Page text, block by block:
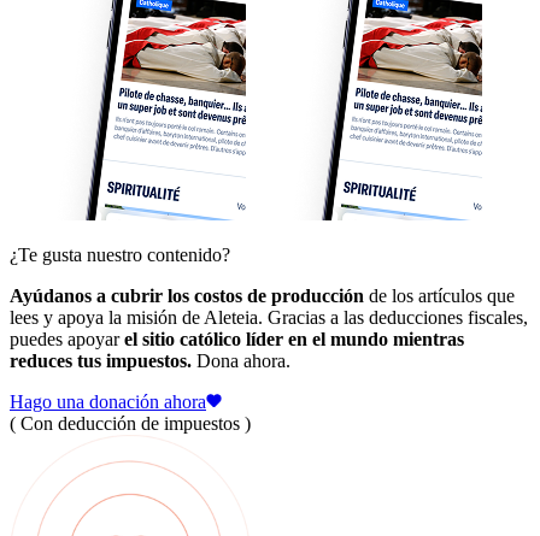
¿Te gusta nuestro contenido?
Ayúdanos a cubrir los costos de producción de los artículos que
lees y apoya la misión de Aleteia. Gracias a las deducciones fiscales,
puedes apoyarel sitio católico líder en el mundo mientras
reduces tus impuestos. Dona ahora.
Hago una donación ahora
( Con deducción de impuestos )